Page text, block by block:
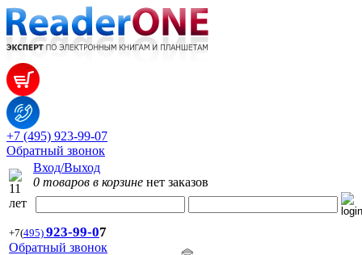
+7 (495) 923-99-07
Обратный звонок
Вход/Выход
0 товаров в корзине нет заказов
+7(495) 923-99-07
Обратный звонок